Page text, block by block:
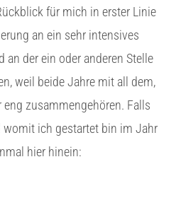
für mich in erster Linie
an ein sehr intensives
an der ein oder anderen Stelle
weil beide Jahre mit all dem,
zusammengehören. Falls
ich gestartet bin im Jahr
hier hinein: